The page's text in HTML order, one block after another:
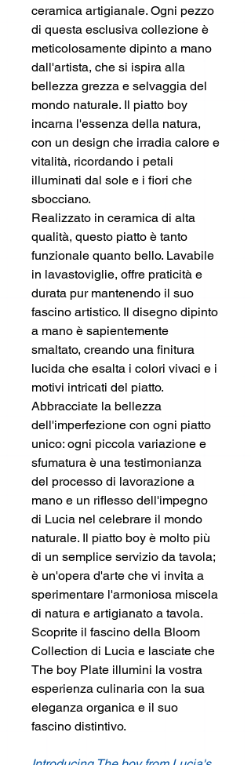
ceramica artigianale. Ogni pezzo
di questa esclusiva collezione è
meticolosamente dipinto a mano
dall'artista, che si ispira alla
bellezza grezza e selvaggia del
mondo naturale. Il piatto boy
incarna l'essenza della natura,
con un design che irradia calore e
vitalità, ricordando i petali
illuminati dal sole e i fiori che
sbocciano.
Realizzato in ceramica di alta
qualità, questo piatto è tanto
funzionale quanto bello. Lavabile
in lavastoviglie, offre praticità e
durata pur mantenendo il suo
fascino artistico. Il disegno dipinto
a mano è sapientemente
smaltato, creando una finitura
lucida che esalta i colori vivaci e i
motivi intricati del piatto.
Abbracciate la bellezza
dell'imperfezione con ogni piatto
unico: ogni piccola variazione e
sfumatura è una testimonianza
del processo di lavorazione a
mano e un riflesso dell'impegno
di Lucia nel celebrare il mondo
naturale. Il piatto boy è molto più
di un semplice servizio da tavola;
è un'opera d'arte che vi invita a
sperimentare l'armoniosa miscela
di natura e artigianato a tavola.
Scoprite il fascino della Bloom
Collection di Lucia e lasciate che
The boy Plate illumini la vostra
esperienza culinaria con la sua
eleganza organica e il suo
fascino distintivo.